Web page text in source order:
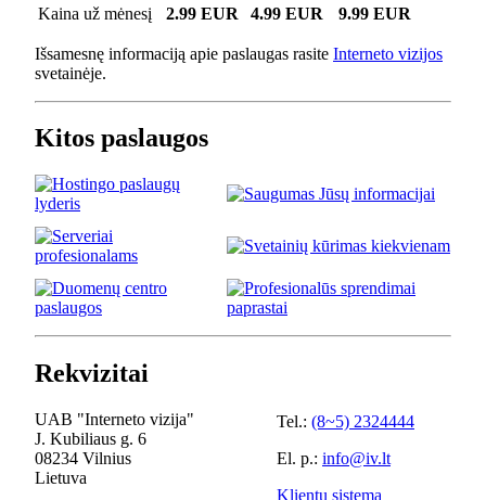
Kaina už mėnesį
2.99 EUR 4.99 EUR 9.99 EUR
Išsamesnę informaciją apie paslaugas rasite Interneto vizijos
svetainėje.
Kitos paslaugos
Rekvizitai
UAB "Interneto vizija"
J. Kubiliaus g. 6
08234 Vilnius
Lietuva
Tel.: (8~5) 2324444
El. p.: info@iv.lt
Klientų sistema